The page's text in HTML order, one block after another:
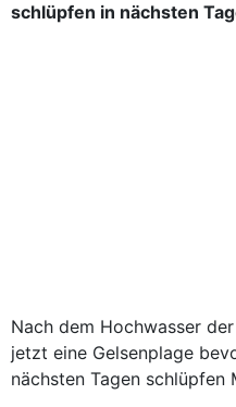
schlüpfen in nächsten
Nach dem Hochwasser
jetzt eine Gelsenplage
nächsten Tagen schlüpfen